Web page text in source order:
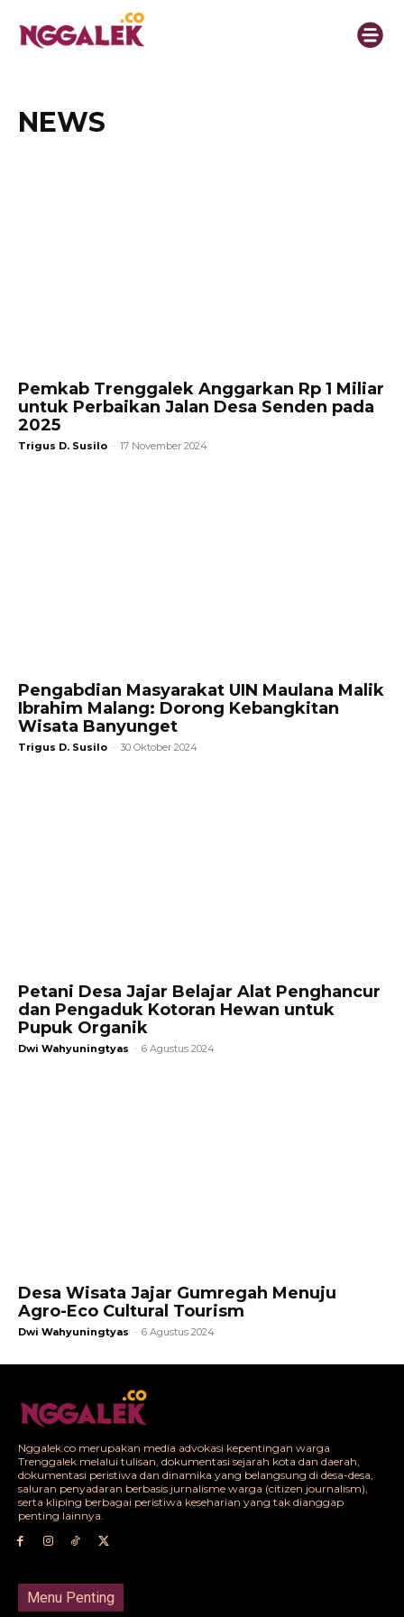
NEWS
Pemkab Trenggalek Anggarkan Rp 1 Miliar
untuk Perbaikan Jalan Desa Senden pada
2025
Trigus D. Susilo - 17 November 2024
Pengabdian Masyarakat UIN Maulana Malik
Ibrahim Malang: Dorong Kebangkitan
Wisata Banyunget
Trigus D. Susilo - 30 Oktober 2024
Petani Desa Jajar Belajar Alat Penghancur
dan Pengaduk Kotoran Hewan untuk
Pupuk Organik
Dwi Wahyuningtyas - 6 Agustus 2024
Desa Wisata Jajar Gumregah Menuju
Agro-Eco Cultural Tourism
Dwi Wahyuningtyas - 6 Agustus 2024
Nggalek.co merupakan media advokasi kepentingan warga
Trenggalek melalui tulisan, dokumentasi sejarah kota dan daerah,
dokumentasi peristiwa dan dinamika yang belangsung di desa-desa,
saluran penyadaran berbasis jurnalisme warga (citizen journalism),
serta kliping berbagai peristiwa keseharian yang tak dianggap
penting lainnya.
Menu Penting